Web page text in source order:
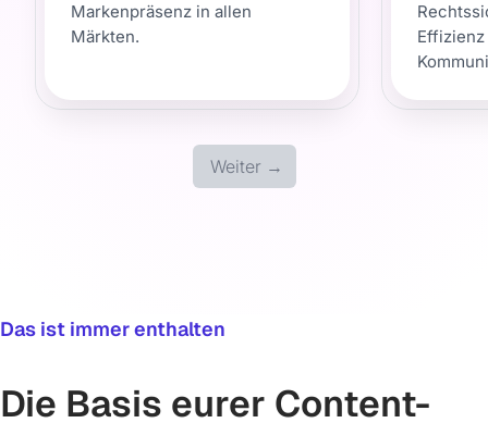
Markenpräsenz in allen
Märkten.
Weiter →
Das ist immer enthalten
Die Basis eurer Content-